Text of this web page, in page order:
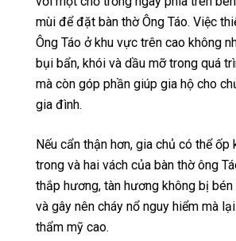
mùi để đặt bàn thờ Ông Táo. Việc
Ông Táo ở khu vực trên cao không
bụi bẩn, khói và dầu mỡ trong quá
mà còn góp phần giúp gia hộ cho
gia đình.
Nếu cẩn thận hơn, gia chủ có thể ốp
trong và hai vách của bàn thờ ông
thắp hương, tàn hương không bị
và gây nên cháy nổ nguy hiểm mà
thẩm mỹ cao.